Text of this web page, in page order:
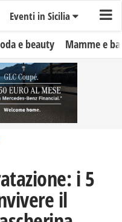
Eventi in Sicilia
e beauty Mamme e
i 5
il